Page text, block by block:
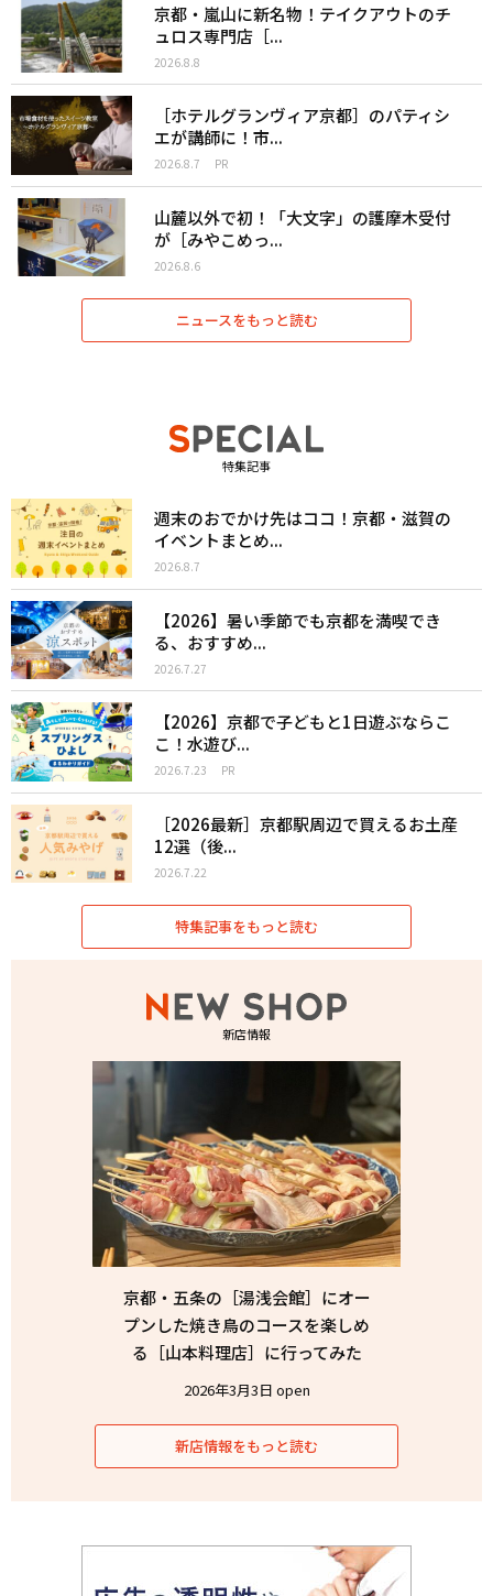
京都・嵐山に新名物！テイクアウトのチ
ュロス専門店［...
2026.8.8
［ホテルグランヴィア京都］のパティシ
エが講師に！市...
2026.8.7 PR
山麓以外で初！「大文字」の護摩木受付
が［みやこめっ...
2026.8.6
ニュースをもっと読む
特集記事
週末のおでかけ先はココ！京都・滋賀の
イベントまとめ...
2026.8.7
【2026】暑い季節でも京都を満喫でき
る、おすすめ...
2026.7.27
【2026】京都で子どもと1日遊ぶならこ
こ！水遊び...
2026.7.23 PR
［2026最新］京都駅周辺で買えるお土産
12選（後...
2026.7.22
特集記事をもっと読む
新店情報
京都・五条の［湯浅会館］にオー
プンした焼き鳥のコースを楽しめ
る［山本料理店］に行ってみた
2026年3月3日 open
新店情報をもっと読む